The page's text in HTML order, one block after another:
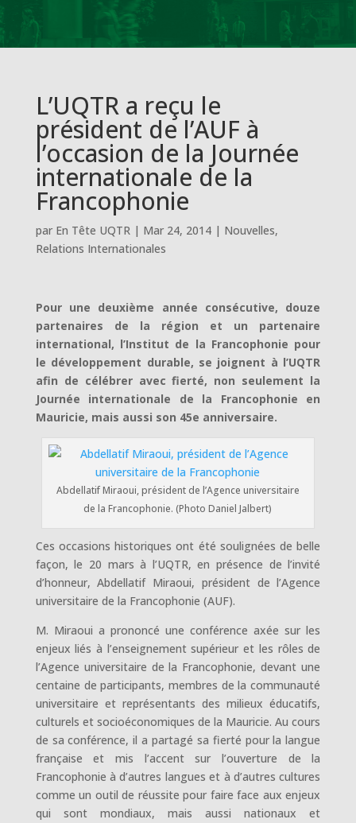
L’UQTR a reçu le
président de l’AUF à
l’occasion de la Journée
internationale de la
Francophonie
par En Tête UQTR| Mar 24, 2014| Nouvelles,
Relations Internationales
Pour une deuxième année consécutive, douze
partenaires de la région et un partenaire
international, l’Institut de la Francophonie pour
le développement durable, se joignent à l’UQTR
afin de célébrer avec fierté, non seulement la
Journée internationale de la Francophonie en
Mauricie, mais aussi son 45e anniversaire.
Abdellatif Miraoui, président de l’Agence universitaire
de la Francophonie. (Photo Daniel Jalbert)
Ces occasions historiques ont été soulignées de belle
façon, le 20 mars à l’UQTR, en présence de l’invité
d’honneur, Abdellatif Miraoui, président de l’Agence
universitaire de la Francophonie (AUF).
M. Miraoui a prononcé une conférence axée sur les
enjeux liés à l’enseignement supérieur et les rôles de
l’Agence universitaire de la Francophonie, devant une
centaine de participants, membres de la communauté
universitaire et représentants des milieux éducatifs,
culturels et socioéconomiques de la Mauricie. Au cours
de sa conférence, il a partagé sa fierté pour la langue
française et mis l’accent sur l’ouverture de la
Francophonie à d’autres langues et à d’autres cultures
comme un outil de réussite pour faire face aux enjeux
qui sont mondiaux, mais aussi nationaux et